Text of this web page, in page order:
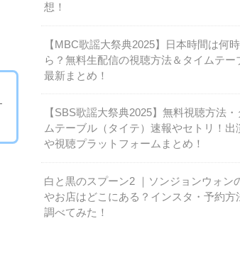
想！
【MBC歌謡大祭典2025】日本時間は何
ら？無料生配信の視聴方法＆タイムテー
最新まとめ！
【SBS歌謡大祭典2025】無料視聴方法・
ムテーブル（タイテ）速報やセトリ！出
や視聴プラットフォームまとめ！
白と黒のスプーン2 ｜ソンジョンウォン
やお店はどこにある？インスタ・予約方
調べてみた！